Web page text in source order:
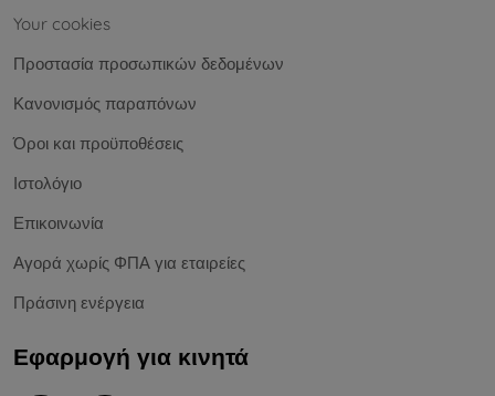
Your cookies
Προστασία προσωπικών δεδομένων
Κανονισμός παραπόνων
Όροι και προϋποθέσεις
Ιστολόγιο
Επικοινωνία
Αγορά χωρίς ΦΠΑ για εταιρείες
Πράσινη ενέργεια
Εφαρμογή για κινητά